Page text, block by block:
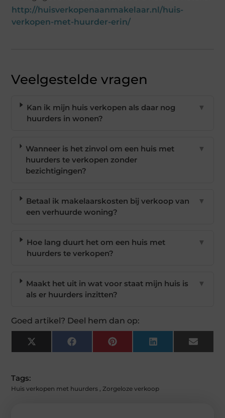
http://huisverkopenaanmakelaar.nl/huis-
verkopen-met-huurder-erin/
Veelgestelde vragen
Kan ik mijn huis verkopen als daar nog
huurders in wonen?
▼
Wanneer is het zinvol om een huis met
huurders te verkopen zonder
bezichtigingen?
▼
Betaal ik makelaarskosten bij verkoop van
een verhuurde woning?
▼
Hoe lang duurt het om een huis met
huurders te verkopen?
▼
Maakt het uit in wat voor staat mijn huis is
als er huurders inzitten?
▼
Goed artikel? Deel hem dan op:
X
(Twitter)
FacebookPinterest LinkedIn Email
Tags:
Huis verkopen met huurders ,Zorgeloze verkoop